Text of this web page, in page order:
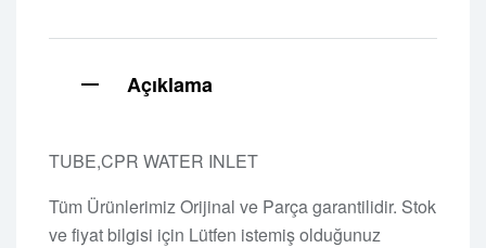
Açıklama
TUBE,CPR WATER INLET
Tüm Ürünlerimiz Orijinal ve Parça garantilidir. Stok
ve fiyat bilgisi için Lütfen istemiş olduğunuz